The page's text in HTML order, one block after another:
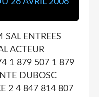
SAL ENTREES
ACTEUR
1 879 507 1 879
DUBOSC
2 4 847 814 807